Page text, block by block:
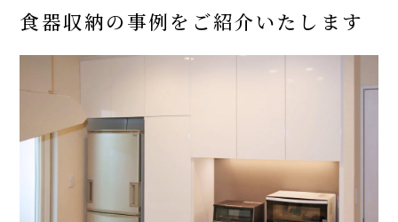
食器収納の事例をご紹介いたします